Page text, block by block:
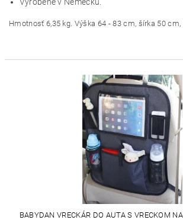
Hmotnosť 6,35 kg. Výška 64 - 83 cm, šírka 50 cm,
BABYDAN VRECKÁR DO AUTA S VRECKOM